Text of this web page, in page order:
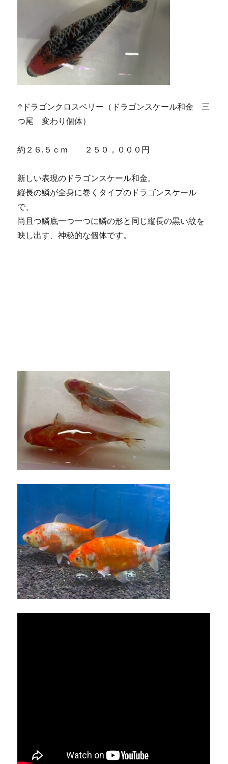
↑ドラゴンクロスベリー（ドラゴンスケール和金 三
つ尾 変わり個体）
約２６.５ｃｍ ２５０，０００円
新しい表現のドラゴンスケール和金。
縦長の鱗が全身に巻くタイプのドラゴンスケール
で、
尚且つ鱗底一つ一つに鱗の形と同じ縦長の黒い紋を
映し出す、神秘的な個体です。